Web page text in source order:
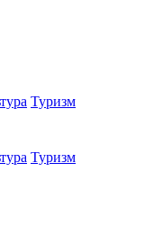
Туризм
Туризм